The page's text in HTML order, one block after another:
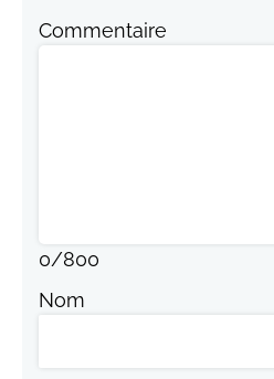
Commentaire
0/800
Nom